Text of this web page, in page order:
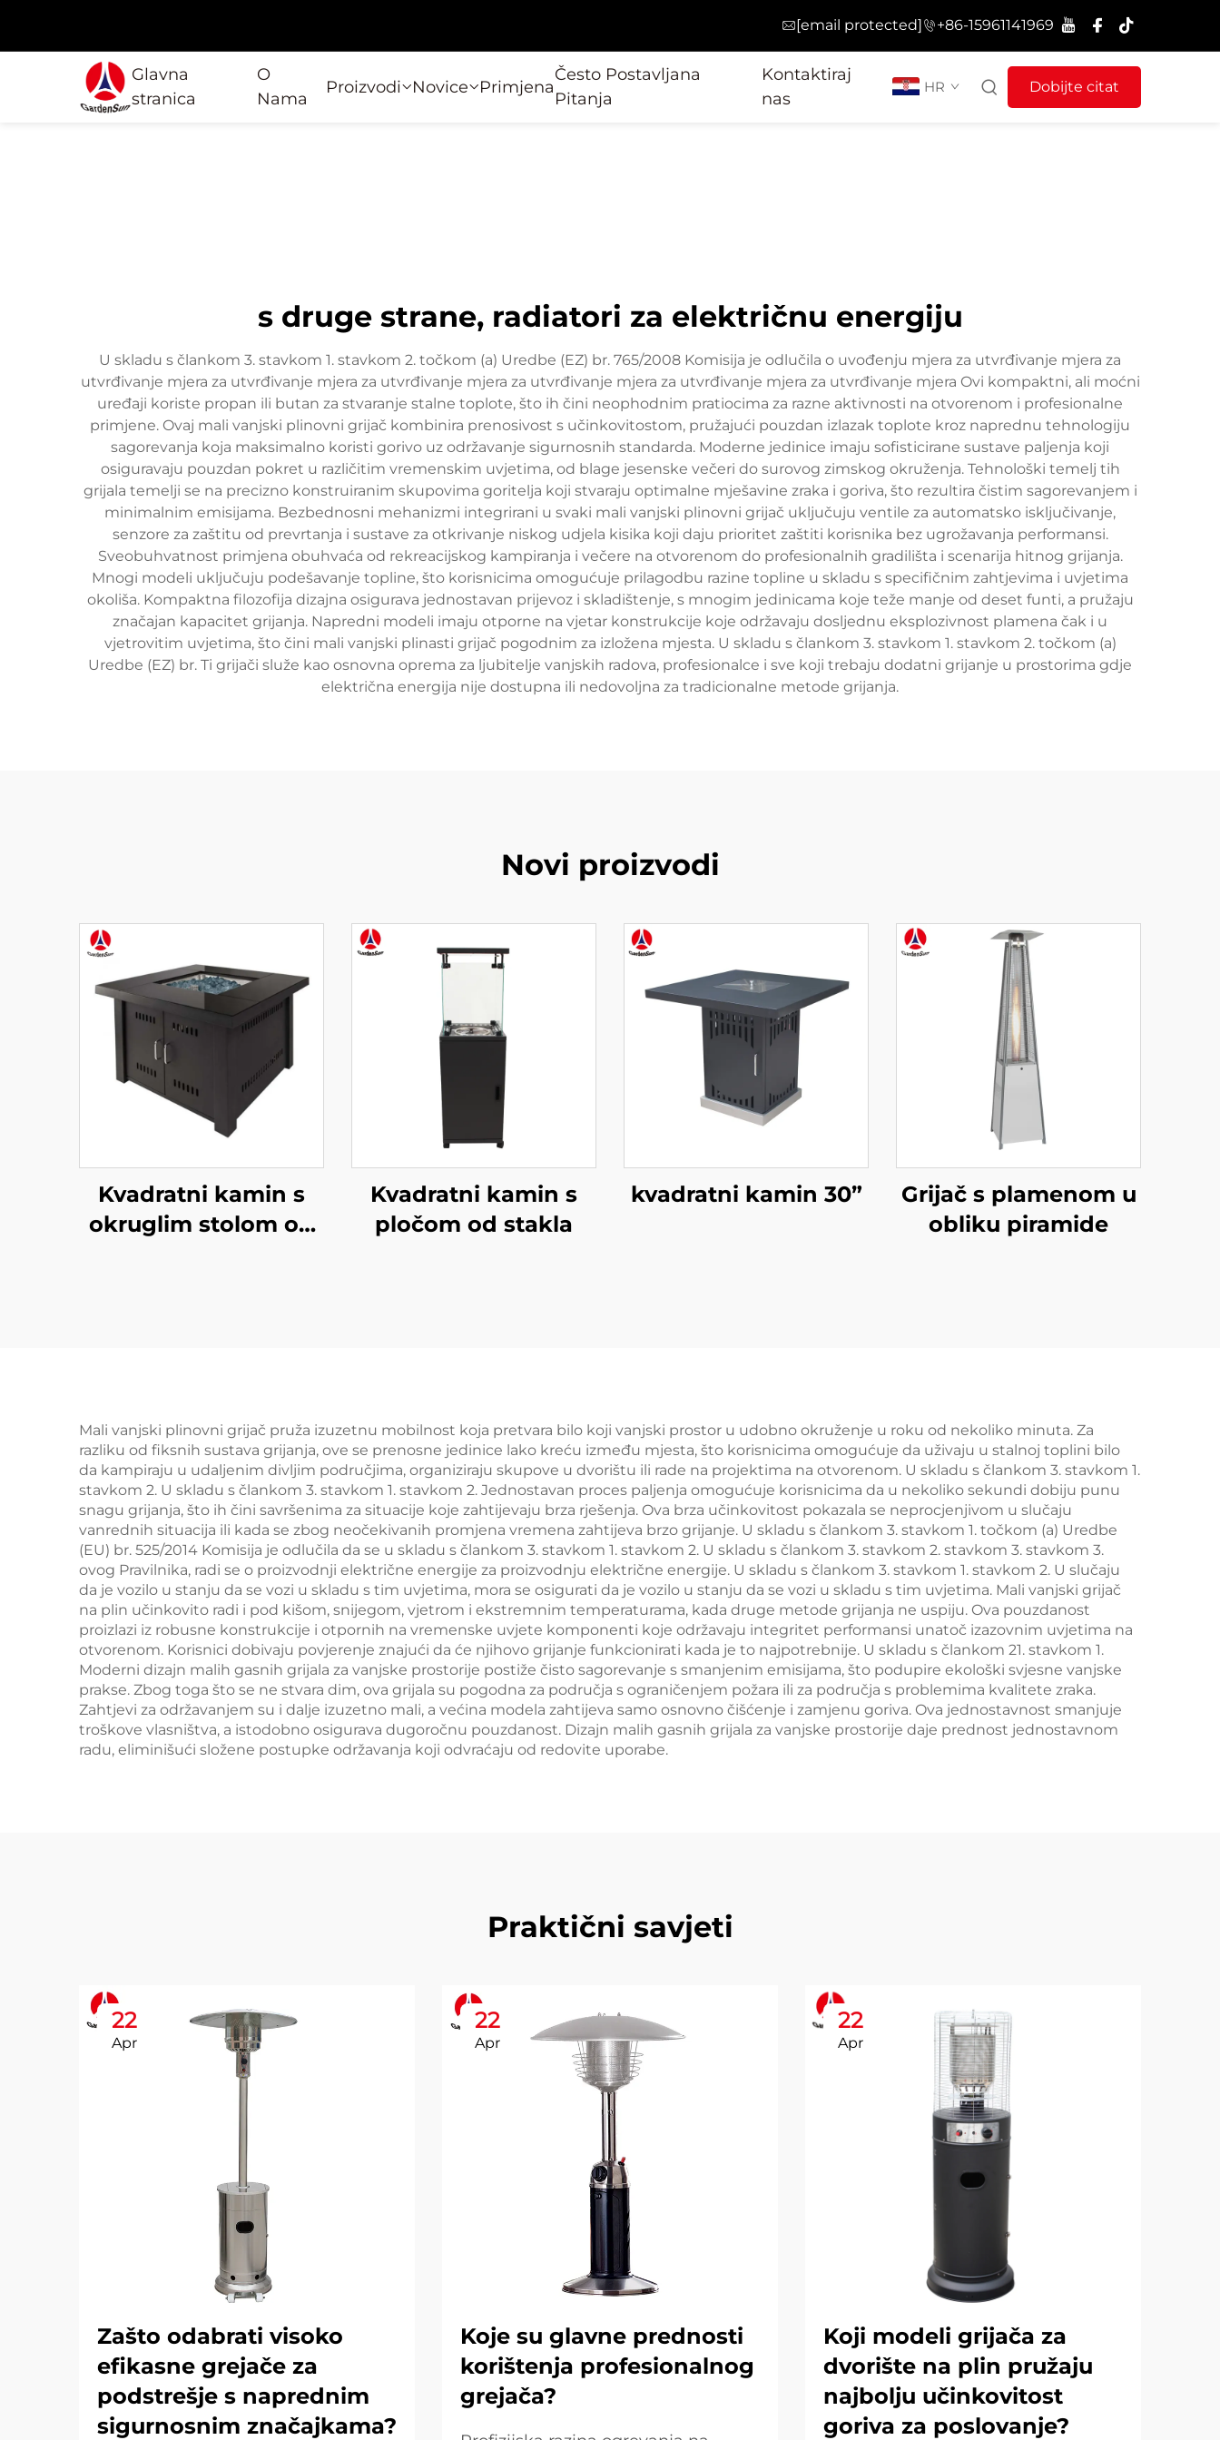
[email protected] +86-15961141969
Glavna
stranica
O
Nama
Proizvodi Novice Primjena
Često Postavljana
Pitanja
Kontaktiraj
nas
HR Dobijte citat
s druge strane, radiatori za električnu energiju
U skladu s člankom 3. stavkom 1. stavkom 2. točkom (a) Uredbe (EZ) br. 765/2008 Komisija je odlučila o uvođenju mjera za utvrđivanje mjera za
utvrđivanje mjera za utvrđivanje mjera za utvrđivanje mjera za utvrđivanje mjera za utvrđivanje mjera za utvrđivanje mjera Ovi kompaktni, ali moćni
uređaji koriste propan ili butan za stvaranje stalne toplote, što ih čini neophodnim pratiocima za razne aktivnosti na otvorenom i profesionalne
primjene. Ovaj mali vanjski plinovni grijač kombinira prenosivost s učinkovitostom, pružajući pouzdan izlazak toplote kroz naprednu tehnologiju
sagorevanja koja maksimalno koristi gorivo uz održavanje sigurnosnih standarda. Moderne jedinice imaju sofisticirane sustave paljenja koji
osiguravaju pouzdan pokret u različitim vremenskim uvjetima, od blage jesenske večeri do surovog zimskog okruženja. Tehnološki temelj tih
grijala temelji se na precizno konstruiranim skupovima goritelja koji stvaraju optimalne mješavine zraka i goriva, što rezultira čistim sagorevanjem i
minimalnim emisijama. Bezbednosni mehanizmi integrirani u svaki mali vanjski plinovni grijač uključuju ventile za automatsko isključivanje,
senzore za zaštitu od prevrtanja i sustave za otkrivanje niskog udjela kisika koji daju prioritet zaštiti korisnika bez ugrožavanja performansi.
Sveobuhvatnost primjena obuhvaća od rekreacijskog kampiranja i večere na otvorenom do profesionalnih gradilišta i scenarija hitnog grijanja.
Mnogi modeli uključuju podešavanje topline, što korisnicima omogućuje prilagodbu razine topline u skladu s specifičnim zahtjevima i uvjetima
okoliša. Kompaktna filozofija dizajna osigurava jednostavan prijevoz i skladištenje, s mnogim jedinicama koje teže manje od deset funti, a pružaju
značajan kapacitet grijanja. Napredni modeli imaju otporne na vjetar konstrukcije koje održavaju dosljednu eksplozivnost plamena čak i u
vjetrovitim uvjetima, što čini mali vanjski plinasti grijač pogodnim za izložena mjesta. U skladu s člankom 3. stavkom 1. stavkom 2. točkom (a)
Uredbe (EZ) br. Ti grijači služe kao osnovna oprema za ljubitelje vanjskih radova, profesionalce i sve koji trebaju dodatni grijanje u prostorima gdje
električna energija nije dostupna ili nedovoljna za tradicionalne metode grijanja.
Novi proizvodi
Kvadratni kamin s
okruglim stolom od
Kvadratni kamin s
pločom od stakla
kvadratni kamin 30”
Grijač s plamenom u
obliku piramide
Mali vanjski plinovni grijač pruža izuzetnu mobilnost koja pretvara bilo koji vanjski prostor u udobno okruženje u roku od nekoliko minuta. Za
razliku od fiksnih sustava grijanja, ove se prenosne jedinice lako kreću između mjesta, što korisnicima omogućuje da uživaju u stalnoj toplini bilo
da kampiraju u udaljenim divljim područjima, organiziraju skupove u dvorištu ili rade na projektima na otvorenom. U skladu s člankom 3. stavkom 1.
stavkom 2. U skladu s člankom 3. stavkom 1. stavkom 2. Jednostavan proces paljenja omogućuje korisnicima da u nekoliko sekundi dobiju punu
snagu grijanja, što ih čini savršenima za situacije koje zahtijevaju brza rješenja. Ova brza učinkovitost pokazala se neprocjenjivom u slučaju
vanrednih situacija ili kada se zbog neočekivanih promjena vremena zahtijeva brzo grijanje. U skladu s člankom 3. stavkom 1. točkom (a) Uredbe
(EU) br. 525/2014 Komisija je odlučila da se u skladu s člankom 3. stavkom 1. stavkom 2. U skladu s člankom 3. stavkom 2. stavkom 3. stavkom 3.
ovog Pravilnika, radi se o proizvodnji električne energije za proizvodnju električne energije. U skladu s člankom 3. stavkom 1. stavkom 2. U slučaju
da je vozilo u stanju da se vozi u skladu s tim uvjetima, mora se osigurati da je vozilo u stanju da se vozi u skladu s tim uvjetima. Mali vanjski grijač
na plin učinkovito radi i pod kišom, snijegom, vjetrom i ekstremnim temperaturama, kada druge metode grijanja ne uspiju. Ova pouzdanost
proizlazi iz robusne konstrukcije i otpornih na vremenske uvjete komponenti koje održavaju integritet performansi unatoč izazovnim uvjetima na
otvorenom. Korisnici dobivaju povjerenje znajući da će njihovo grijanje funkcionirati kada je to najpotrebnije. U skladu s člankom 21. stavkom 1.
Moderni dizajn malih gasnih grijala za vanjske prostorije postiže čisto sagorevanje s smanjenim emisijama, što podupire ekološki svjesne vanjske
prakse. Zbog toga što se ne stvara dim, ova grijala su pogodna za područja s ograničenjem požara ili za područja s problemima kvalitete zraka.
Zahtjevi za održavanjem su i dalje izuzetno mali, a većina modela zahtijeva samo osnovno čišćenje i zamjenu goriva. Ova jednostavnost smanjuje
troškove vlasništva, a istodobno osigurava dugoročnu pouzdanost. Dizajn malih gasnih grijala za vanjske prostorije daje prednost jednostavnom
radu, eliminišući složene postupke održavanja koji odvraćaju od redovite uporabe.
Praktični savjeti
22
Apr
Zašto odabrati visoko
efikasne grejače za
podstrešje s naprednim
sigurnosnim značajkama?
22
Apr
Koje su glavne prednosti
korištenja profesionalnog
grejača?
22
Apr
Koji modeli grijača za
dvorište na plin pružaju
najbolju učinkovitost
goriva za poslovanje?